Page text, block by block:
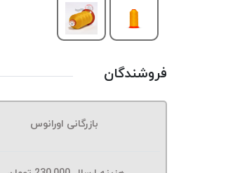
فروشندگان
بازرگانی اورانوس